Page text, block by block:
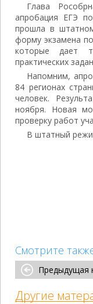
Глава
апробация ЕГЭ
прошла в
форму экзамена
которые дает
практических
Напомним,
84 регионах
человек.
ноября. Новая
проверку работ
В штатный
Смотрите
Предыдущая
Другие